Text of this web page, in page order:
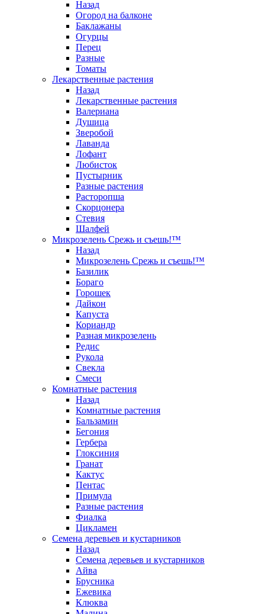
Назад
Огород на балконе
Баклажаны
Огурцы
Перец
Разные
Томаты
Лекарственные растения
Назад
Лекарственные растения
Валериана
Душица
Зверобой
Лаванда
Лофант
Любисток
Пустырник
Разные растения
Расторопша
Скорцонера
Стевия
Шалфей
Микрозелень Срежь и съешь!™
Назад
Микрозелень Срежь и съешь!™
Базилик
Бораго
Горошек
Дайкон
Капуста
Кориандр
Разная микрозелень
Редис
Рукола
Свекла
Смеси
Комнатные растения
Назад
Комнатные растения
Бальзамин
Бегония
Гербера
Глоксиния
Гранат
Кактус
Пентас
Примула
Разные растения
Фиалка
Цикламен
Семена деревьев и кустарников
Назад
Семена деревьев и кустарников
Айва
Брусника
Ежевика
Клюква